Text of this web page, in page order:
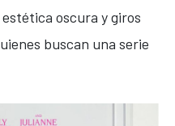
oscura y giros
buscan una serie